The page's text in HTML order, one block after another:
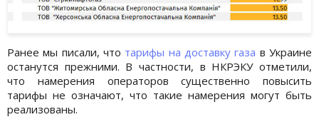
Ранее мы писали, что тарифы на доставку газа в Украине
останутся прежними. В частности, в НКРЭКУ отметили,
что намерения операторов существенно повысить
тарифы не означают, что такие намерения могут быть
реализованы.